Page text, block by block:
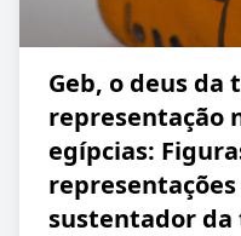
Geb, o deus da
representação
egípcias:
representações
sustentador